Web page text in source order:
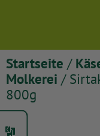
Startseite /
Molkerei /
800g